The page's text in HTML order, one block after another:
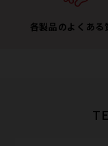
各製品のよくある